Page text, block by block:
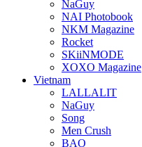
NaGuy
NAI Photobook
NKM Magazine
Rocket
SKiiNMODE
XOXO Magazine
Vietnam
LALLALIT
NaGuy
Song
Men Crush
BAO